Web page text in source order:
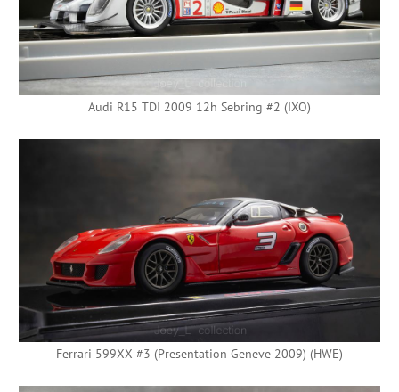
Audi R15 TDI 2009 12h Sebring #2 (IXO)
Ferrari 599XX #3 (Presentation Geneve 2009) (HWE)